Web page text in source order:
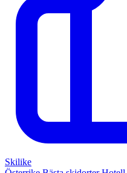
Skilike